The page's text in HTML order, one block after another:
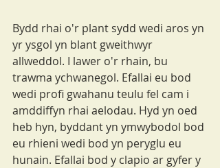
Bydd rhai o'r plant sydd wedi aros yn
yr ysgol yn blant gweithwyr
allweddol. I lawer o'r rhain, bu
trawma ychwanegol. Efallai eu bod
wedi profi gwahanu teulu fel cam i
amddiffyn rhai aelodau. Hyd yn oed
heb hyn, byddant yn ymwybodol bod
eu rhieni wedi bod yn peryglu eu
hunain. Efallai bod y clapio ar gyfer y